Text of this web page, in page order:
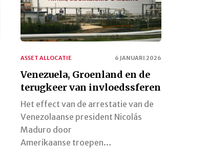
ASSET ALLOCATIE 6 JANUARI 2026
Venezuela, Groenland en de
terugkeer van invloedssferen
Het effect van de arrestatie van de
Venezolaanse president Nicolás
Maduro door
Amerikaanse troepen…